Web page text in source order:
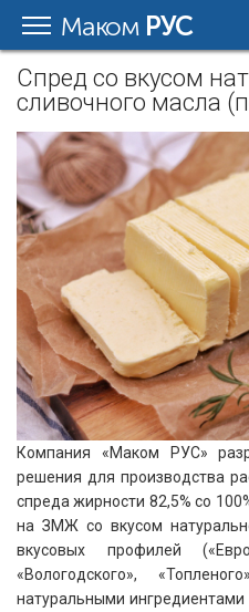
Маком РУС
Cпред со вкусом
сливочного масла
Компания «Маком РУС»
решения для производства
спреда жирности 82,5% со
на ЗМЖ со вкусом
вкусовых профилей
«Вологодского»,
натуральными